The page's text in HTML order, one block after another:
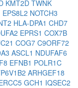
KMT2D TWNK
EPS8L2 NOTCH3
HLA-DPA1 CHD7
EPRS1 COX7B
COG7 C9ORF72
ASCL1 NDUFAF6
EFNB1 POLR1C
ARHGEF18
GCH1 IQSEC2